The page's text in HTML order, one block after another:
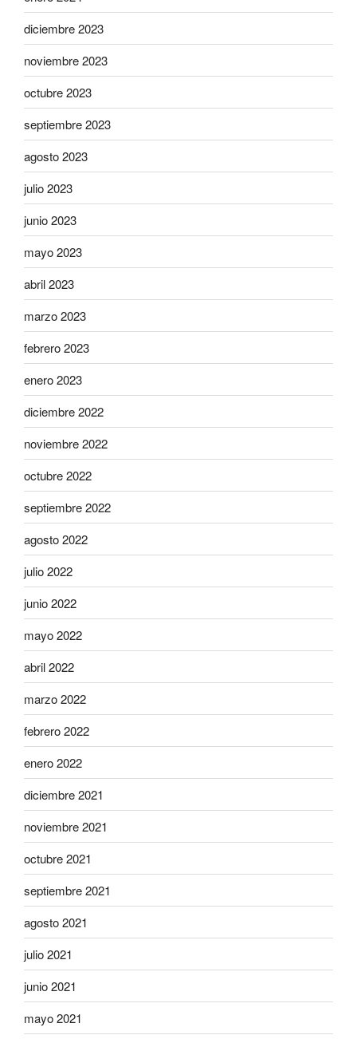
diciembre 2023
noviembre 2023
octubre 2023
septiembre 2023
agosto 2023
julio 2023
junio 2023
mayo 2023
abril 2023
marzo 2023
febrero 2023
enero 2023
diciembre 2022
noviembre 2022
octubre 2022
septiembre 2022
agosto 2022
julio 2022
junio 2022
mayo 2022
abril 2022
marzo 2022
febrero 2022
enero 2022
diciembre 2021
noviembre 2021
octubre 2021
septiembre 2021
agosto 2021
julio 2021
junio 2021
mayo 2021